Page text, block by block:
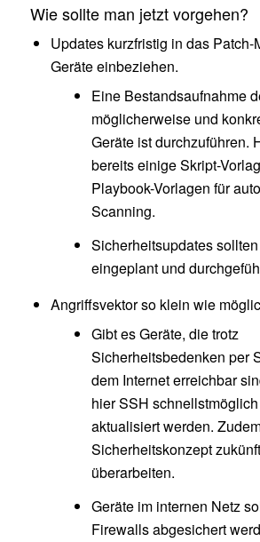
Wie sollte man jetzt vorgehen?
Updates kurzfristig in das Patch-
Geräte einbeziehen.
Eine Bestandsaufnahme
möglicherweise und
Geräte ist durchzuführen.
bereits einige Skript-
Playbook-Vorlagen für
Scanning.
Sicherheitsupdates
eingeplant und
Angriffsvektor so klein wie
Gibt es Geräte, die trotz
Sicherheitsbedenken per
dem Internet erreichbar
hier SSH
aktualisiert werden.
Sicherheitskonzept
überarbeiten.
Geräte im internen Netz
Firewalls abgesichert